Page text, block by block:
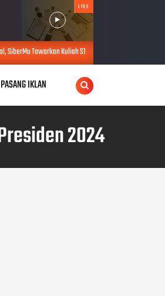
LIVE
S1 100 Persen Daring Bebas Biaya Pendaftaran
PASANG IKLAN
2024